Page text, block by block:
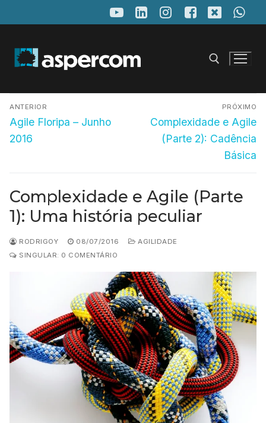
para
conteúdo
Pesquisar por:
Navegação
de
Post
ANTERIOR
Post
anterior:
Agile Floripa – Junho
2016
PRÓXIMO
Próximo
post:
Complexidade e Agile
(Parte 2): Cadência
Básica
Complexidade e Agile (Parte
1): Uma história peculiar
RODRIGOY 08/07/2016
AGILIDADE
SINGULAR: 0 COMENTÁRIO